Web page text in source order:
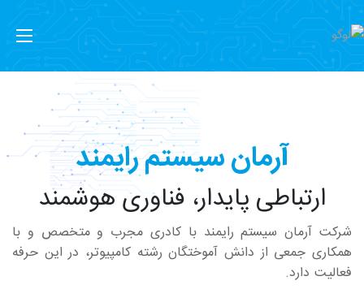
آرمان سیستم رایمند
ارتباطی پایدار، فناوری هوشمند
شرکت آرمان سیستم رایمند با کادری مجرب و متخصص و با
همکاری جمعی از دانش آموختگان رشته کامپیوتر، در این حرفه
فعالیت دارد.